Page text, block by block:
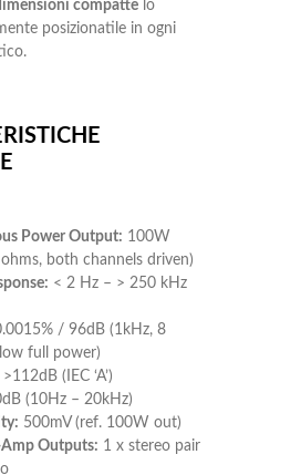
compatte lo
posizionatile in ogni
Power Output: 100W
both channels driven)
< 2 Hz – > 250 kHz
/ 96dB (1kHz, 8
full power)
>112dB (IEC ‘A’)
(10Hz – 20kHz)
500mV (ref. 100W out)
Outputs: 1 x stereo pair